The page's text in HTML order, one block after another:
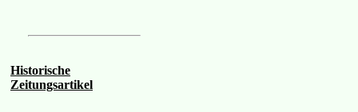
Historische
Zeitungsartikel